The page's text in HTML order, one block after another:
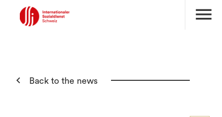
menu
 Back to the news